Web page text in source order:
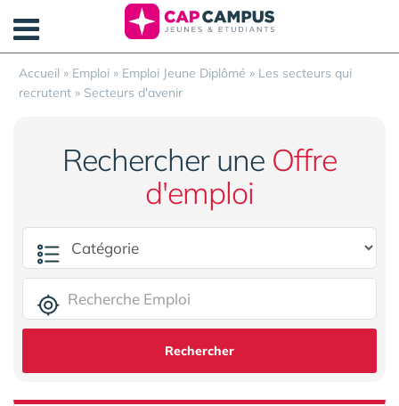
Accueil » Emploi » Emploi Jeune Diplômé » Les secteurs qui
recrutent » Secteurs d'avenir
Rechercher une Offre
d'emploi
Rechercher
Panneau de gestion des cookies